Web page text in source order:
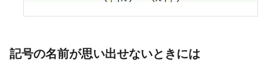
記号の名前が思い出せないときには